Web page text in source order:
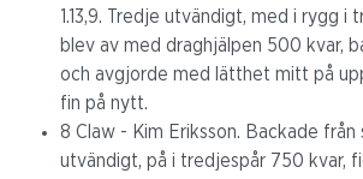
1.13,9. Tredje utvändigt, med i rygg i
blev av med draghjälpen 500 kvar,
och avgjorde med lätthet mitt på
fin på nytt.
8 Claw - Kim Eriksson. Backade
utvändigt, på i tredjespår 750 kvar,